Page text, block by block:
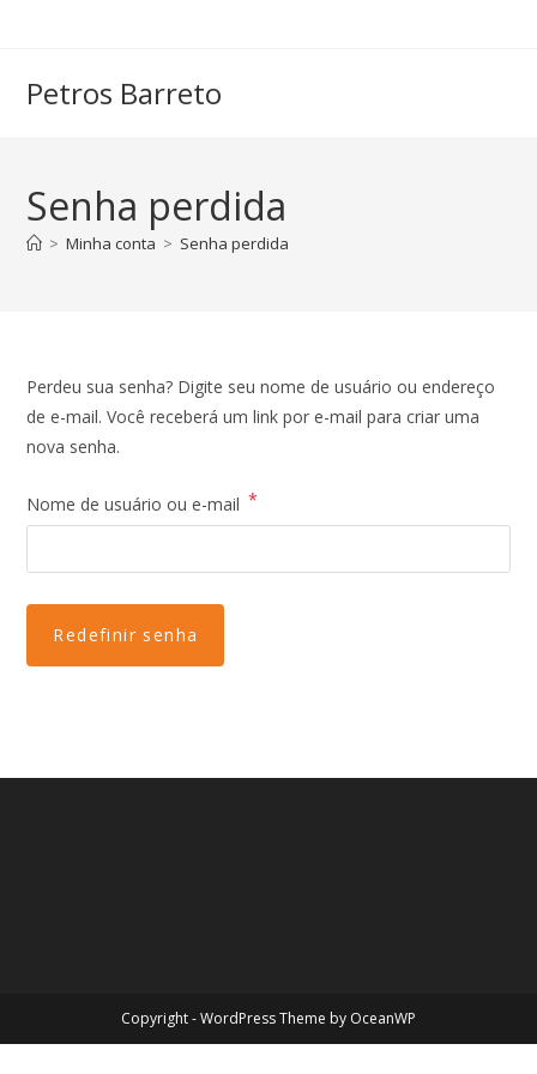
conteúdo
Petros Barreto
Senha perdida
> Minha conta > Senha perdida
Perdeu sua senha? Digite seu nome de usuário ou endereço
de e-mail. Você receberá um link por e-mail para criar uma
nova senha.
Nome de usuário ou e-mail *
Redefinir senha
Copyright - WordPress Theme by OceanWP